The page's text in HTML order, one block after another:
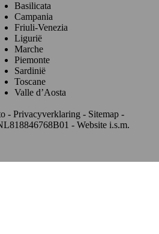
Basilicata
Campania
Friuli-Venezia
Ligurië
Marche
Piemonte
Sardinië
Toscane
Valle d’Aosta
- Privacyverklaring - Sitemap -
- Website i.s.m.